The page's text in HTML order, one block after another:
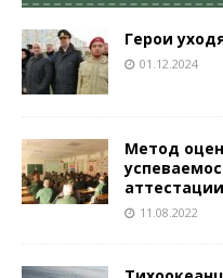
Герои
01.12.2024
Метод
11.08.2022